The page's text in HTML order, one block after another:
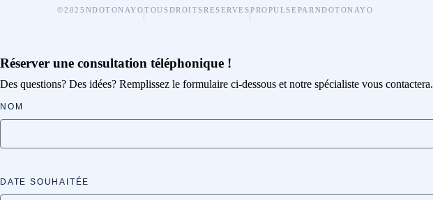
© 2025 NDOTONAYOTOUS DROITS RESERVESPROPULSE PAR NDOTONAYO
Réserver une consultation téléphonique !
Des questions? Des idées? Remplissez le formulaire ci-dessous et notre spécialiste vous contactera.
NOM
DATE SOUHAITÉE